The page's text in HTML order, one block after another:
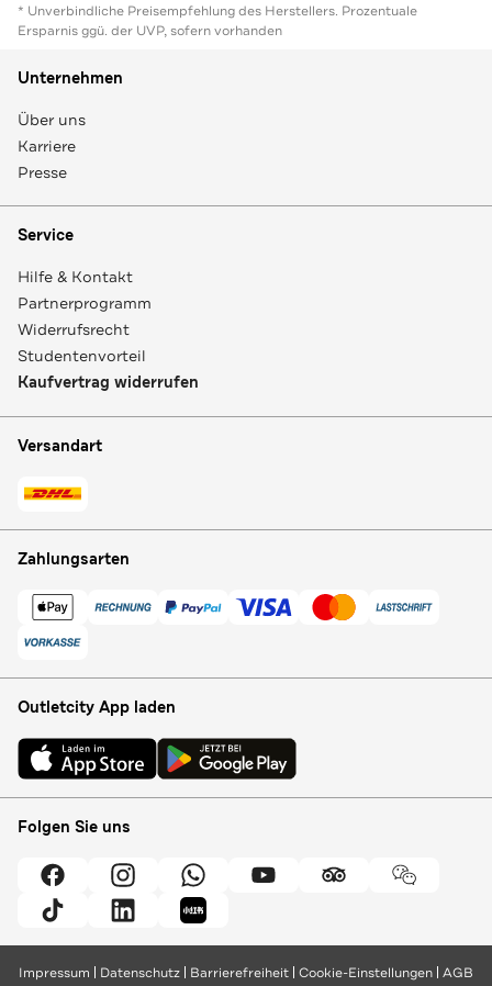
* Unverbindliche Preisempfehlung des Herstellers. Prozentuale
Ersparnis ggü. der UVP, sofern vorhanden
Unternehmen
Über uns
Karriere
Presse
Service
Hilfe & Kontakt
Partnerprogramm
Widerrufsrecht
Studentenvorteil
Kaufvertrag widerrufen
Versandart
Zahlungsarten
Outletcity App laden
Folgen Sie uns
Impressum Datenschutz Barrierefreiheit Cookie-Einstellungen AGB